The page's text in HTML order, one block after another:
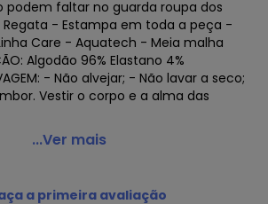
podem faltar no guarda roupa dos
Regata - Estampa em toda a peça -
Care - Aquatech - Meia malha
Algodão 96% Elastano 4%
- Não alvejar; - Não lavar a seco;
Vestir o corpo e a alma das
Acquatech Marisol Cinza
...Ver mais
a primeira avaliação